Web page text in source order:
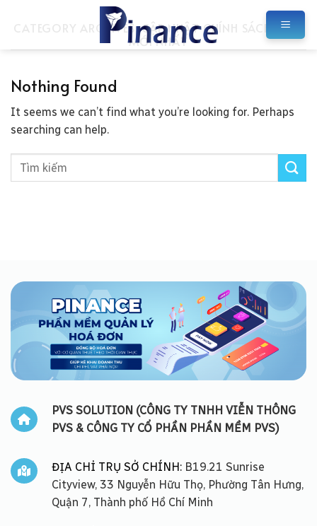
CATEGORY ARCHIVES:CẬP NHẬT CHÍNH SÁCH THUẾ
MỚI NHẤT
Nothing Found
It seems we can’t find what you’re looking for. Perhaps
searching can help.
PVS SOLUTION (CÔNG TY TNHH VIỄN THÔNG
PVS & CÔNG TY CỔ PHẦN PHẦN MỀM PVS)
ĐỊA CHỈ TRỤ SỞ CHÍNH: B19.21 Sunrise
Cityview, 33 Nguyễn Hữu Thọ, Phường Tân Hưng,
Quận 7, Thành phố Hồ Chí Minh